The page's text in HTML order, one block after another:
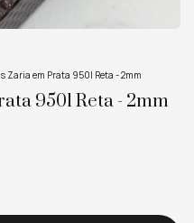
Zaria em Prata 950l Reta - 2mm
950l Reta - 2mm